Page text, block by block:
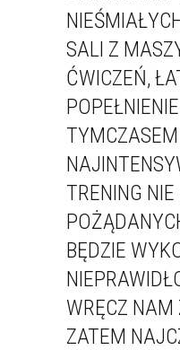
SALI Z
ĆWICZEŃ,
TRENING
BĘDZIE
WRĘCZ NAM
ZATEM